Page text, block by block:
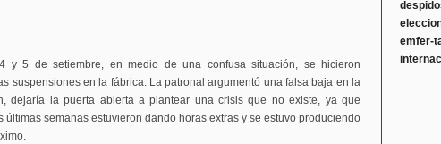
y 5 de setiembre, en medio de una confusa situación, se hicieron
suspensiones en la fábrica. La patronal argumentó una falsa baja en la
dejaría la puerta abierta a plantear una crisis que no existe, ya que
últimas semanas estuvieron dando horas extras y se estuvo produciendo
emfer-